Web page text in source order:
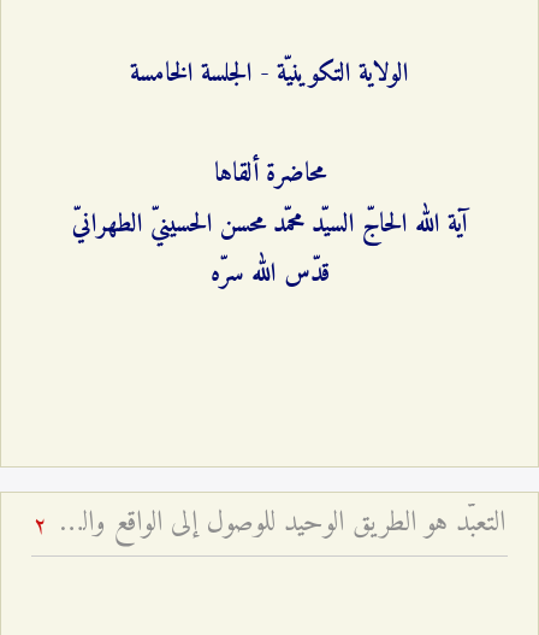
الولاية التكوينيّة - الجلسة الخامسة
محاضرة ألقاها
آية الله الحاجّ السيّد محمّد محسن الحسينيّ الطهرانيّ
قدّس الله سرّه
التعبّد هو الطريق الوحيد للوصول إلى الواقع والقرب الإلهيّ - أخطار العلم من دون نية صالحة ومن دون تعبّد 2